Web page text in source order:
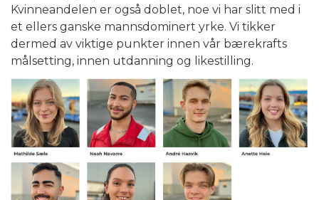
Kvinneandelen er også doblet, noe vi har slitt med i
et ellers ganske mannsdominert yrke. Vi tikker
dermed av viktige punkter innen vår bærekrafts
målsetting, innen utdanning og likestilling.